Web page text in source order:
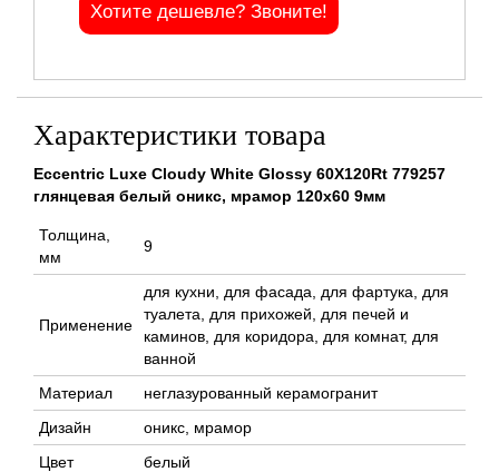
Хотите дешевле? Звоните!
Характеристики товара
Eccentric Luxe Cloudy White Glossy 60X120Rt 779257
глянцевая белый оникс, мрамор 120x60 9мм
Толщина,
мм
9
Применение
для кухни, для фасада, для фартука, для
туалета, для прихожей, для печей и
каминов, для коридора, для комнат, для
ванной
Материал
неглазурованный керамогранит
Дизайн
оникс, мрамор
Цвет
белый